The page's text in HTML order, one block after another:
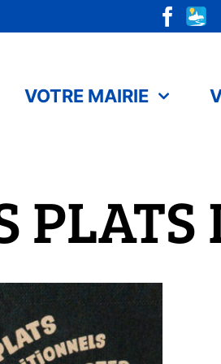
VOTRE MAIRIE